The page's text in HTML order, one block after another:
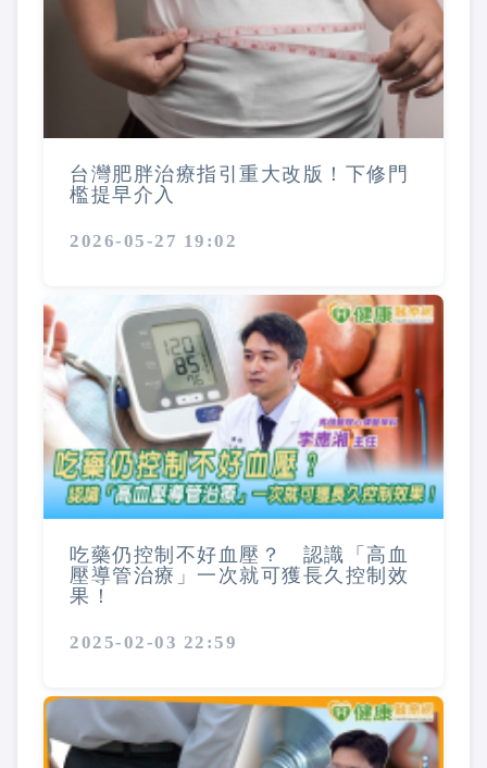
台灣肥胖治療指引重大改版！下修門
檻提早介入
2026-05-27 19:02
吃藥仍控制不好血壓？ 認識「高血
壓導管治療」一次就可獲長久控制效
果！
2025-02-03 22:59